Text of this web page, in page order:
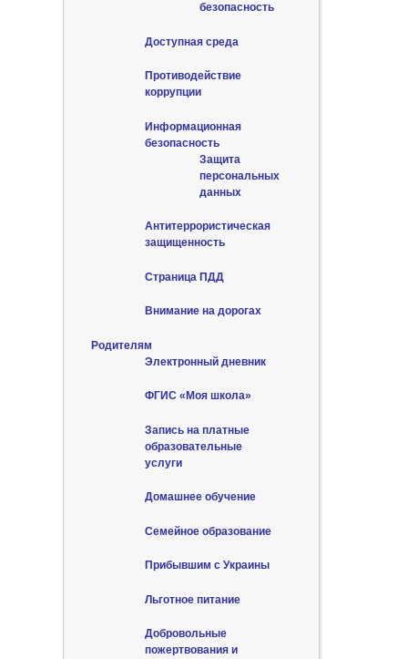
безопасность
Доступная среда
Противодействие
коррупции
Информационная
безопасность
Защита
персональных
данных
Антитеррористическая
защищенность
Страница ПДД
Внимание на дорогах
Родителям
Электронный дневник
ФГИС «Моя школа»
Запись на платные
образовательные
услуги
Домашнее обучение
Семейное образование
Прибывшим с Украины
Льготное питание
Добровольные
пожертвования и